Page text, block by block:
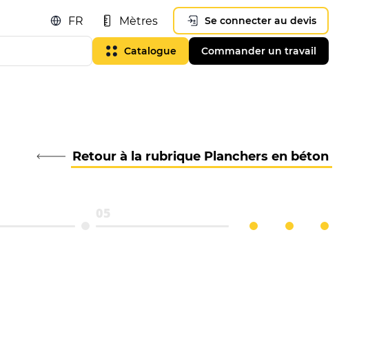
FR Mètres Se connecter au devis
Catalogue Commander un travail
Retour à la rubrique Planchers en béton
05